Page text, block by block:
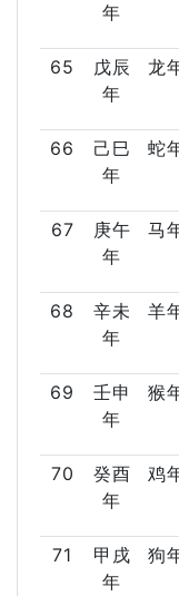
年
65
戊辰
年
龙
66
己巳
年
蛇
67
庚午
年
马
68
辛未
年
羊
69
壬申
年
猴
70
癸酉
年
鸡
71
甲戌
年
狗